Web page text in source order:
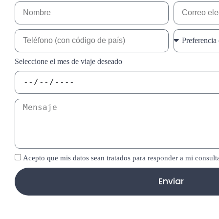
Seleccione el mes de viaje deseado
Acepto que mis datos sean tratados para responder a mi
Enviar